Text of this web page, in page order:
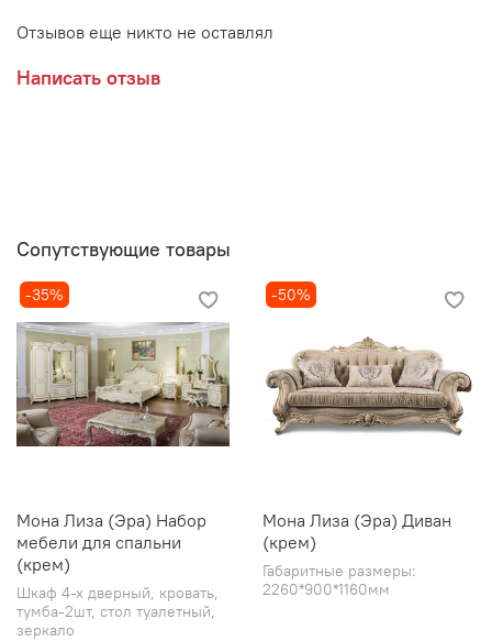
Отзывов еще никто не оставлял
Написать отзыв
Сопутствующие товары
-35%
Мона Лиза (Эра) Набор
мебели для спальни
(крем)
Шкаф 4-х дверный, кровать,
тумба-2шт, стол туалетный,
зеркало
-50%
Мона Лиза (Эра) Диван
(крем)
Габаритные размеры:
2260*900*1160мм